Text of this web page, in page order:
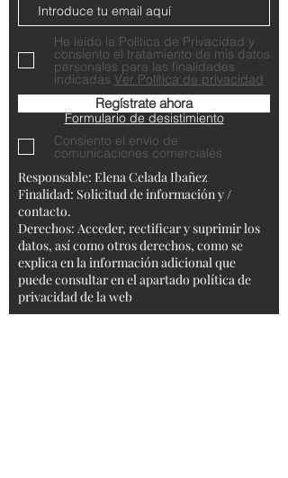
He leído la Política de Privacidad y
consiento el tratamiento de mis datos
personales para las finalidades
indicadas Ver Política de privacidad
Regístrate ahora
Consiento el envío de
comunicaciones comerciales
Responsable: Elena Celada Ibañez
Finalidad: Solicitud de información y /
contacto.
Derechos: Acceder, rectificar y suprimir los
datos, así como otros derechos, como se
explica en la información adicional que
puede consultar en el apartado política de
privacidad de la web
Formulario de desistimiento